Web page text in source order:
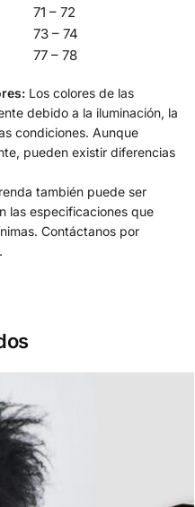
71 – 72
73 – 74
77 – 78
Los colores de las
debido a la iluminación, la
condiciones. Aunque
pueden existir diferencias
también puede ser
las especificaciones que
Contáctanos por